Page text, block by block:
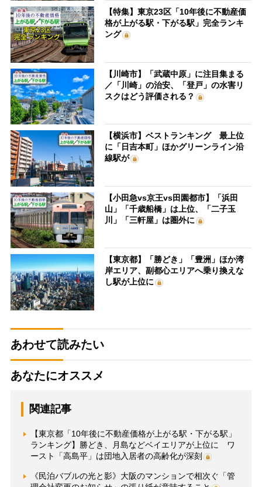
【特集】東京23区「10年後に不動産価
格が上がる駅・下がる駅」完全ランキ
ング
【川崎市】「武蔵中原」に注目集まる
／「川崎」の治安、「登戸」の水害リ
スクはどう評価される？
【横浜市】ベストランキング 最上位
に「日吉本町」ほかグリーンライン沿
線駅が
【小田急vs京王vs田園都市】「浜田
山」「千歳船橋」は上位、「二子玉
川」「三軒屋」は圏外に
【東京都】「勝どき」「豊洲」ほか湾
岸エリア、副都心エリアへ乗り換えな
し駅が上位に
あわせて読みたい
あなたにオススメ
関連記事
【東京都「10年後に不動産価格が上がる駅・下がる駅」
ランキング】勝どき、月島などベイエリアが上位に ワ
ースト「高島平」は団地入居者の高齢化が深刻
《民泊バブルの光と影》大阪のマンションで相次ぐ「管